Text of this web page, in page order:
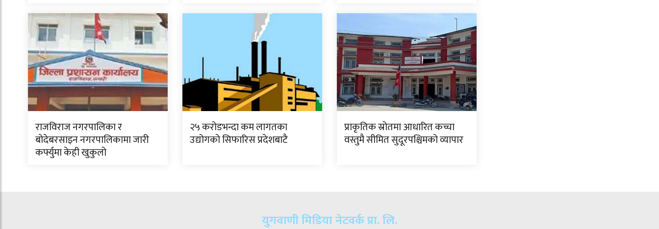
राजविराज नगरपालिका र
बोदेबरसाइन नगरपालिकामा जारी
कर्फ्युमा केही खुकुलो
२५ करोडभन्दा कम लागतका
उद्योगको सिफारिस प्रदेशबाटै
प्राकृतिक स्रोतमा आधारित कच्चा
वस्तुमै सीमित सुदूरपश्चिमको व्यापार
युगवाणी मिडिया नेटवर्क प्रा. लि.